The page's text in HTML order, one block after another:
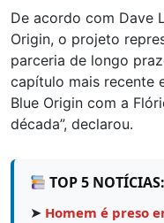
De acordo com Dave
Origin, o projeto
parceria de longo
capítulo mais recente
Blue Origin com a
década”, declarou.
TOP 5 NOTÍCIAS:
➤ Homem é preso